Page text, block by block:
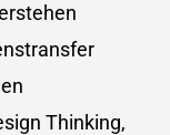
Thinking,